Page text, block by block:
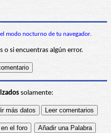
modo nocturno de tu navegador.
o si encuentras algún error.
solamente: